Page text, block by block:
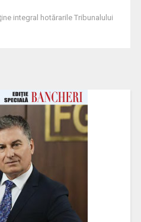
integral hotărarile Tribunalului